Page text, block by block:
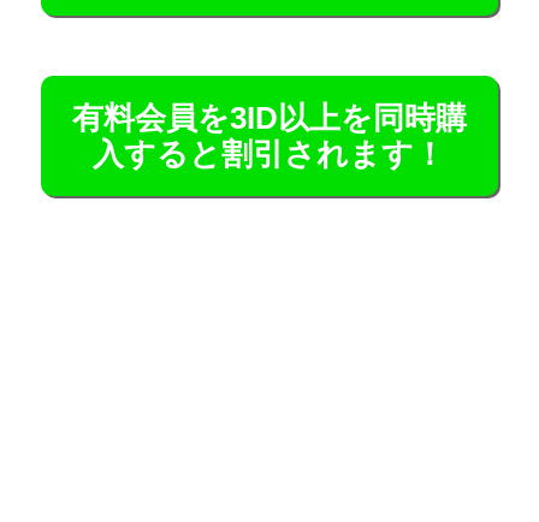
有料会員を3ID以上を同時購
入すると割引されます！